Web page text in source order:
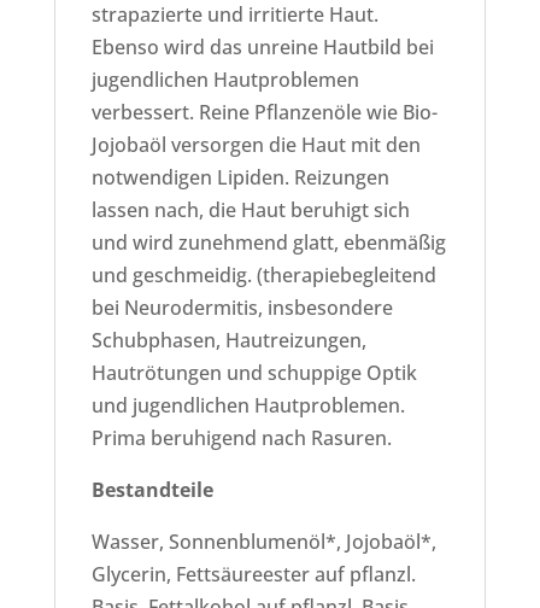
strapazierte und irritierte Haut.
Ebenso wird das unreine Hautbild bei
jugendlichen Hautproblemen
verbessert. Reine Pflanzenöle wie Bio-
Jojobaöl versorgen die Haut mit den
notwendigen Lipiden. Reizungen
lassen nach, die Haut beruhigt sich
und wird zunehmend glatt, ebenmäßig
und geschmeidig. (therapiebegleitend
bei Neurodermitis, insbesondere
Schubphasen, Hautreizungen,
Hautrötungen und schuppige Optik
und jugendlichen Hautproblemen.
Prima beruhigend nach Rasuren.
Bestandteile
Wasser, Sonnenblumenöl*, Jojobaöl*,
Glycerin, Fettsäureester auf pflanzl.